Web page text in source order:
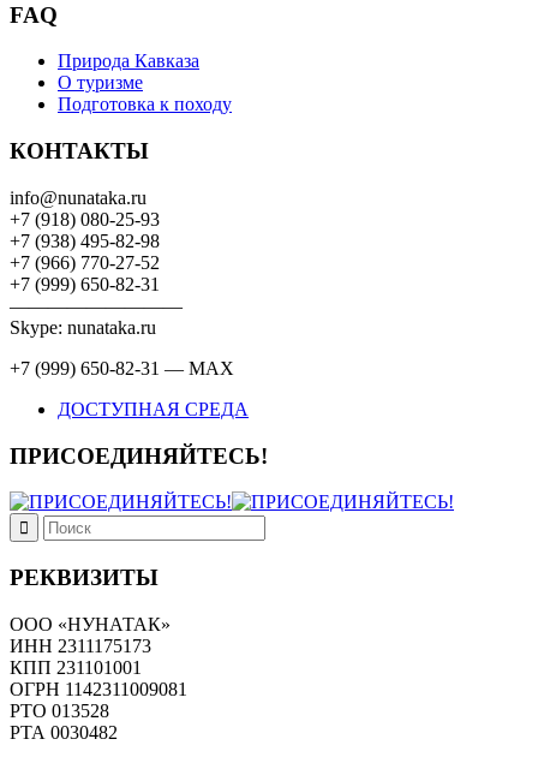
FAQ
Природа Кавказа
О туризме
Подготовка к походу
КОНТАКТЫ
info@nunataka.ru
+7 (918) 080-25-93
+7 (938) 495-82-98
+7 (966) 770-27-52
+7 (999) 650-82-31
—————————
Skype: nunataka.ru
+7 (999) 650-82-31 — MAX
ДОСТУПНАЯ СРЕДА
ПРИСОЕДИНЯЙТЕСЬ!
РЕКВИЗИТЫ
ООО «НУНАТАК»
ИНН 2311175173
КПП 231101001
ОГРН 1142311009081
PTO 013528
РТА 0030482